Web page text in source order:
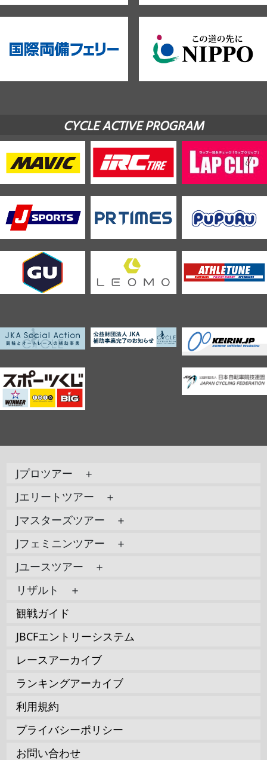
CYCLE ACTIVE PROGRAM
Jプロツアー ＋
Jエリートツアー ＋
Jマスターズツアー ＋
Jフェミニンツアー ＋
Jユースツアー ＋
リザルト ＋
観戦ガイド
JBCFエントリーシステム
レースアーカイブ
ランキングアーカイブ
利用規約
プライバシーポリシー
お問い合わせ